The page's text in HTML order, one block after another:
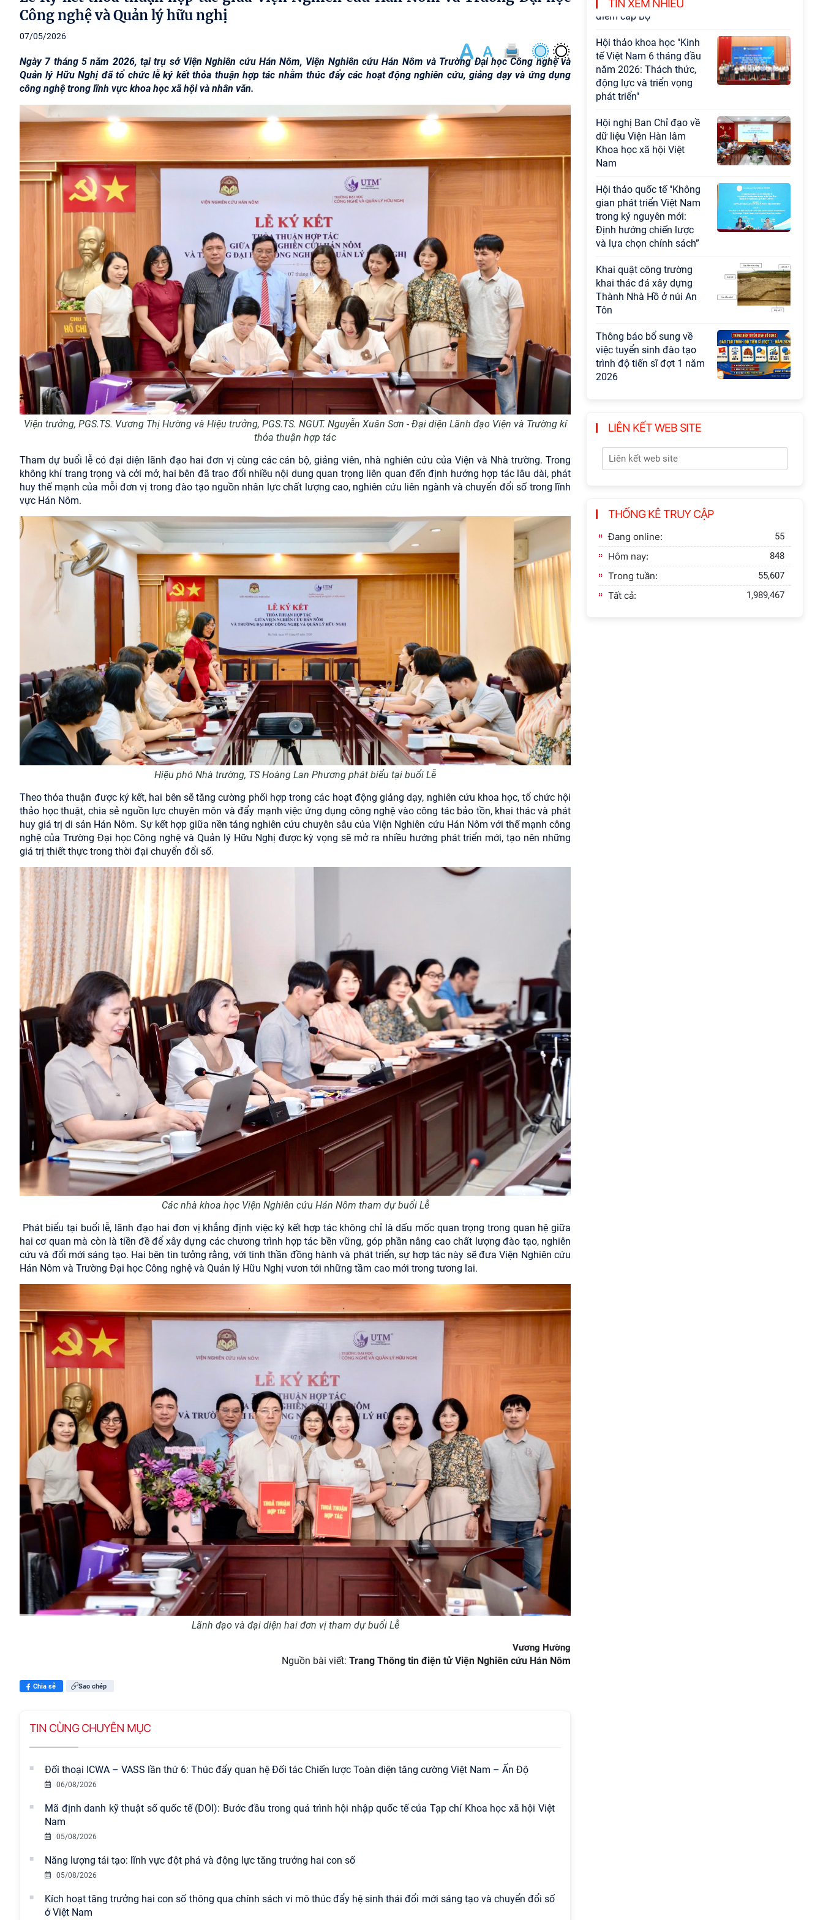
Công nghệ và Quản lý hữu nghị
07/05/2026
Ngày 7 tháng 5 năm 2026, tại trụ sở Viện Nghiên cứu Hán Nôm, Viện Nghiên cứu Hán Nôm và Trường Đại học Công nghệ và
Quản lý Hữu Nghị đã tổ chức lễ ký kết thỏa thuận hợp tác nhằm thúc đẩy các hoạt động nghiên cứu, giảng dạy và ứng dụng
công nghệ trong lĩnh vực khoa học xã hội và nhân văn.
Viện trưởng, PGS.TS. Vương Thị Hường và Hiệu trưởng, PGS.TS. NGUT. Nguyễn Xuân Sơn - Đại diện Lãnh đạo Viện và Trường kí
thỏa thuận hợp tác
Tham dự buổi lễ có đại diện lãnh đạo hai đơn vị cùng các cán bộ, giảng viên, nhà nghiên cứu của Viện và Nhà trường. Trong
không khí trang trọng và cởi mở, hai bên đã trao đổi nhiều nội dung quan trọng liên quan đến định hướng hợp tác lâu dài, phát
huy thế mạnh của mỗi đơn vị trong đào tạo nguồn nhân lực chất lượng cao, nghiên cứu liên ngành và chuyển đổi số trong lĩnh
vực Hán Nôm.
Hiệu phó Nhà trường, TS Hoàng Lan Phương phát biểu tại buổi Lễ
Theo thỏa thuận được ký kết, hai bên sẽ tăng cường phối hợp trong các hoạt động giảng dạy, nghiên cứu khoa học, tổ chức hội
thảo học thuật, chia sẻ nguồn lực chuyên môn và đẩy mạnh việc ứng dụng công nghệ vào công tác bảo tồn, khai thác và phát
huy giá trị di sản Hán Nôm. Sự kết hợp giữa nền tảng nghiên cứu chuyên sâu của Viện Nghiên cứu Hán Nôm với thế mạnh công
nghệ của Trường Đại học Công nghệ và Quản lý Hữu Nghị được kỳ vọng sẽ mở ra nhiều hướng phát triển mới, tạo nên những
giá trị thiết thực trong thời đại chuyển đổi số.
Các nhà khoa học Viện Nghiên cứu Hán Nôm tham dự buổi Lễ
Phát biểu tại buổi lễ, lãnh đạo hai đơn vị khẳng định việc ký kết hợp tác không chỉ là dấu mốc quan trọng trong quan hệ giữa
hai cơ quan mà còn là tiền đề để xây dựng các chương trình hợp tác bền vững, góp phần nâng cao chất lượng đào tạo, nghiên
cứu và đổi mới sáng tạo. Hai bên tin tưởng rằng, với tinh thần đồng hành và phát triển, sự hợp tác này sẽ đưa Viện Nghiên cứu
Hán Nôm và Trường Đại học Công nghệ và Quản lý Hữu Nghị vươn tới những tầm cao mới trong tương lai.
Lãnh đạo và đại diện hai đơn vị tham dự buổi Lễ
Vương Hường
Nguồn bài viết: Trang Thông tin điện tử Viện Nghiên cứu Hán Nôm
Chia sẻ Sao chép
TIN CÙNG CHUYÊN MỤC
Đối thoại ICWA – VASS lần thứ 6: Thúc đẩy quan hệ Đối tác Chiến lược Toàn diện tăng cường Việt Nam – Ấn Độ
06/08/2026
Mã định danh kỹ thuật số quốc tế (DOI): Bước đầu trong quá trình hội nhập quốc tế của Tạp chí Khoa học xã hội Việt
Nam
05/08/2026
Năng lượng tái tạo: lĩnh vực đột phá và động lực tăng trưởng hai con số
05/08/2026
Kích hoạt tăng trưởng hai con số thông qua chính sách vi mô thúc đẩy hệ sinh thái đổi mới sáng tạo và chuyển đổi số
ở Việt Nam
TIN XEM NHIỀU
Chương trình khoa học và công nghệ trọng
điểm cấp Bộ
Hội thảo khoa học "Kinh
tế Việt Nam 6 tháng đầu
năm 2026: Thách thức,
động lực và triển vọng
phát triển"
Hội nghị Ban Chỉ đạo về
dữ liệu Viện Hàn lâm
Khoa học xã hội Việt
Nam
Hội thảo quốc tế "Không
gian phát triển Việt Nam
trong kỷ nguyên mới:
Định hướng chiến lược
và lựa chọn chính sách”
Khai quật công trường
khai thác đá xây dựng
Thành Nhà Hồ ở núi An
Tôn
Thông báo bổ sung về
việc tuyển sinh đào tạo
trình độ tiến sĩ đợt 1 năm
2026
LIÊN KẾT WEB SITE
THỐNG KÊ TRUY CẬP
Đang online: 55
Hôm nay: 848
Trong tuần: 55,607
Tất cả: 1,989,467